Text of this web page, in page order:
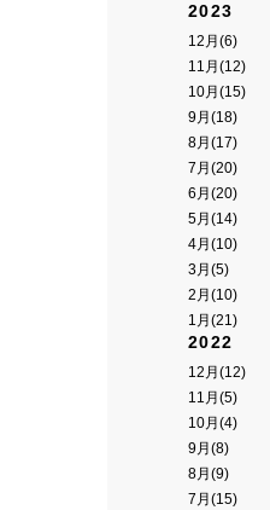
2023
12月(6)
11月(12)
10月(15)
9月(18)
8月(17)
7月(20)
6月(20)
5月(14)
4月(10)
3月(5)
2月(10)
1月(21)
2022
12月(12)
11月(5)
10月(4)
9月(8)
8月(9)
7月(15)